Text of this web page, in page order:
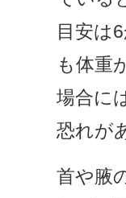
目安は
も体重
場合に
恐れが
首や腋